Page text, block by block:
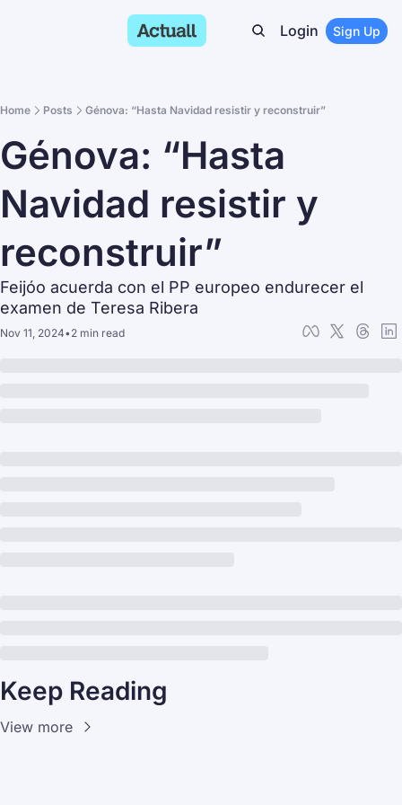
Login Sign Up
Home Posts Génova: “Hasta Navidad resistir y reconstruir”
Génova: “Hasta
Navidad resistir y
reconstruir”
Feijóo acuerda con el PP europeo endurecer el
examen de Teresa Ribera
Nov 11, 2024•2 min read
Keep Reading
View more